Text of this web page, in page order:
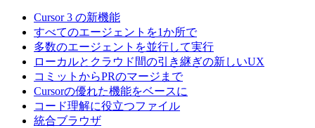
Cursor 3 の新機能
すべてのエージェントを1か所で
多数のエージェントを並行して実行
ローカルとクラウド間の引き継ぎの新しいUX
コミットからPRのマージまで
Cursorの優れた機能をベースに
コード理解に役立つファイル
統合ブラウザ